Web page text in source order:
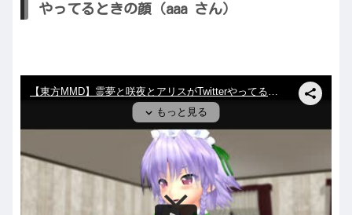
やってるときの顔（aaa さん）